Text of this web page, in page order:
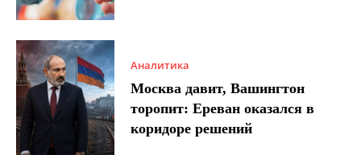
Аналитика
Москва давит, Вашингтон
торопит: Ереван оказался в
коридоре решений